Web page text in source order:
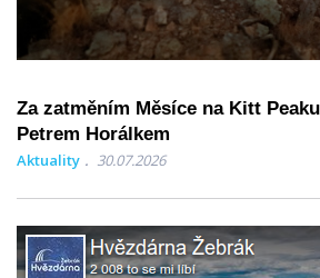
Za zatměním Měsíce na Kitt
Petrem Horálkem
Aktuality 30.07.2026